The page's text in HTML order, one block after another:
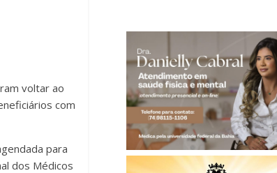
voltar ao
com
para
dos Médicos